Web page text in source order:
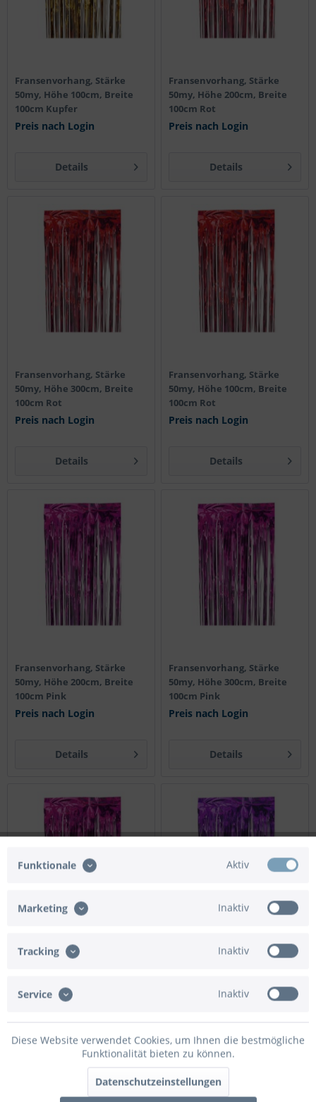
Fransenvorhang, Stärke
50my, Höhe 100cm, Breite
100cm Kupfer
Preis nach Login
Details
Fransenvorhang, Stärke
50my, Höhe 200cm, Breite
100cm Rot
Preis nach Login
Details
Fransenvorhang, Stärke
50my, Höhe 300cm, Breite
100cm Rot
Preis nach Login
Details
Fransenvorhang, Stärke
50my, Höhe 100cm, Breite
100cm Rot
Preis nach Login
Details
Fransenvorhang, Stärke
50my, Höhe 200cm, Breite
100cm Pink
Preis nach Login
Details
Fransenvorhang, Stärke
50my, Höhe 300cm, Breite
100cm Pink
Preis nach Login
Details
Fransenvorhang, Stärke
100cm Pink
Details
Fransenvorhang, Stärke
Details
Funktionale Aktiv
Marketing Inaktiv
Tracking Inaktiv
Service Inaktiv
Diese Website verwendet Cookies, um Ihnen die bestmögliche
Funktionalität bieten zu können.
Datenschutzeinstellungen